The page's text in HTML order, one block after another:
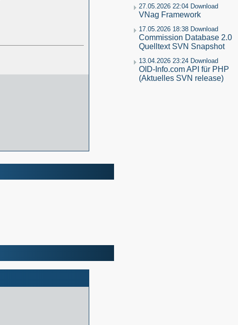
27.05.2026 22:04 Download
VNag Framework
17.05.2026 18:38 Download
Commission Database 2.0
Quelltext SVN Snapshot
13.04.2026 23:24 Download
OID-Info.com API für PHP
(Aktuelles SVN release)